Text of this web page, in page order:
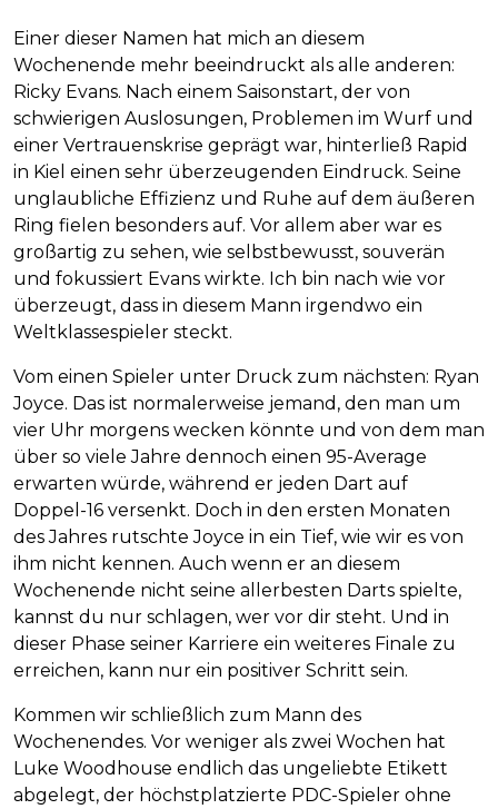
Einer dieser Namen hat mich an diesem
Wochenende mehr beeindruckt als alle anderen:
Ricky Evans. Nach einem Saisonstart, der von
schwierigen Auslosungen, Problemen im Wurf und
einer Vertrauenskrise geprägt war, hinterließ Rapid
in Kiel einen sehr überzeugenden Eindruck. Seine
unglaubliche Effizienz und Ruhe auf dem äußeren
Ring fielen besonders auf. Vor allem aber war es
großartig zu sehen, wie selbstbewusst, souverän
und fokussiert Evans wirkte. Ich bin nach wie vor
überzeugt, dass in diesem Mann irgendwo ein
Weltklassespieler steckt.
Vom einen Spieler unter Druck zum nächsten: Ryan
Joyce. Das ist normalerweise jemand, den man um
vier Uhr morgens wecken könnte und von dem man
über so viele Jahre dennoch einen 95-Average
erwarten würde, während er jeden Dart auf
Doppel-16 versenkt. Doch in den ersten Monaten
des Jahres rutschte Joyce in ein Tief, wie wir es von
ihm nicht kennen. Auch wenn er an diesem
Wochenende nicht seine allerbesten Darts spielte,
kannst du nur schlagen, wer vor dir steht. Und in
dieser Phase seiner Karriere ein weiteres Finale zu
erreichen, kann nur ein positiver Schritt sein.
Kommen wir schließlich zum Mann des
Wochenendes. Vor weniger als zwei Wochen hat
Luke Woodhouse endlich das ungeliebte Etikett
abgelegt, der höchstplatzierte PDC-Spieler ohne